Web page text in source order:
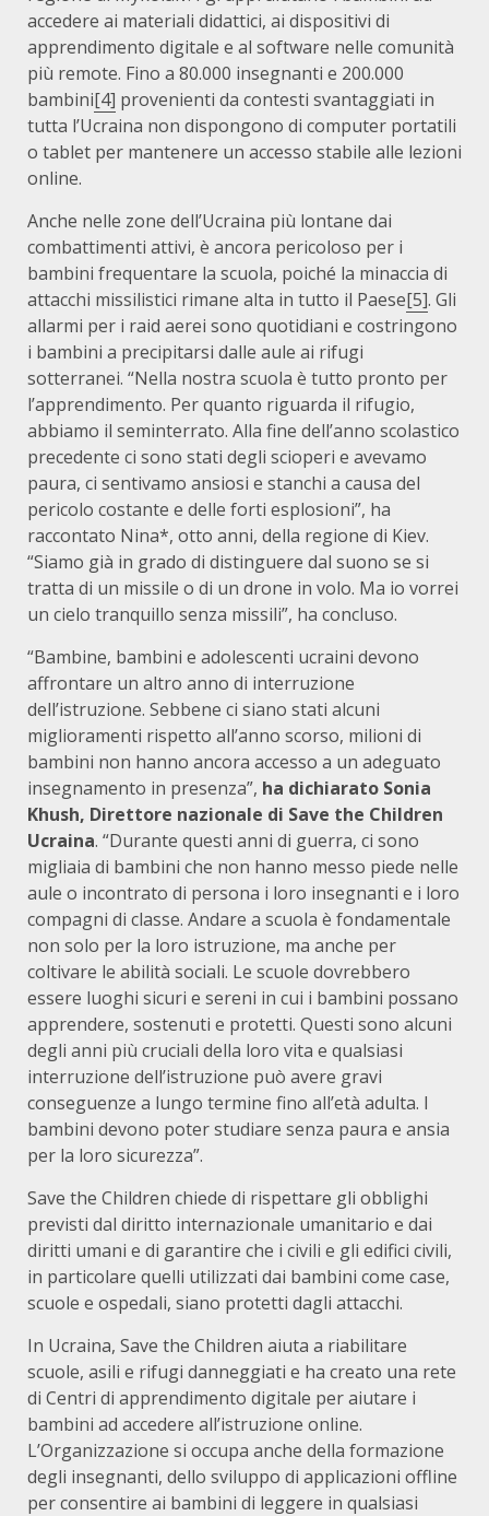
accedere ai materiali didattici, ai dispositivi di
apprendimento digitale e al software nelle comunità
più remote. Fino a 80.000 insegnanti e 200.000
bambini[4] provenienti da contesti svantaggiati in
tutta l’Ucraina non dispongono di computer portatili
o tablet per mantenere un accesso stabile alle lezioni
online.
Anche nelle zone dell’Ucraina più lontane dai
combattimenti attivi, è ancora pericoloso per i
bambini frequentare la scuola, poiché la minaccia di
attacchi missilistici rimane alta in tutto il Paese[5]. Gli
allarmi per i raid aerei sono quotidiani e costringono
i bambini a precipitarsi dalle aule ai rifugi
sotterranei. “Nella nostra scuola è tutto pronto per
l’apprendimento. Per quanto riguarda il rifugio,
abbiamo il seminterrato. Alla fine dell’anno scolastico
precedente ci sono stati degli scioperi e avevamo
paura, ci sentivamo ansiosi e stanchi a causa del
pericolo costante e delle forti esplosioni”, ha
raccontato Nina*, otto anni, della regione di Kiev.
“Siamo già in grado di distinguere dal suono se si
tratta di un missile o di un drone in volo. Ma io vorrei
un cielo tranquillo senza missili”, ha concluso.
“Bambine, bambini e adolescenti ucraini devono
affrontare un altro anno di interruzione
dell’istruzione. Sebbene ci siano stati alcuni
miglioramenti rispetto all’anno scorso, milioni di
bambini non hanno ancora accesso a un adeguato
insegnamento in presenza”, ha dichiarato Sonia
Khush, Direttore nazionale di Save the Children
Ucraina. “Durante questi anni di guerra, ci sono
migliaia di bambini che non hanno messo piede nelle
aule o incontrato di persona i loro insegnanti e i loro
compagni di classe. Andare a scuola è fondamentale
non solo per la loro istruzione, ma anche per
coltivare le abilità sociali. Le scuole dovrebbero
essere luoghi sicuri e sereni in cui i bambini possano
apprendere, sostenuti e protetti. Questi sono alcuni
degli anni più cruciali della loro vita e qualsiasi
interruzione dell’istruzione può avere gravi
conseguenze a lungo termine fino all’età adulta. I
bambini devono poter studiare senza paura e ansia
per la loro sicurezza”.
Save the Children chiede di rispettare gli obblighi
previsti dal diritto internazionale umanitario e dai
diritti umani e di garantire che i civili e gli edifici civili,
in particolare quelli utilizzati dai bambini come case,
scuole e ospedali, siano protetti dagli attacchi.
In Ucraina, Save the Children aiuta a riabilitare
scuole, asili e rifugi danneggiati e ha creato una rete
di Centri di apprendimento digitale per aiutare i
bambini ad accedere all’istruzione online.
L’Organizzazione si occupa anche della formazione
degli insegnanti, dello sviluppo di applicazioni offline
per consentire ai bambini di leggere in qualsiasi